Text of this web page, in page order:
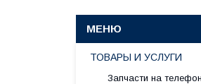
ТОВАРЫ И УСЛУГИ
Запчасти на